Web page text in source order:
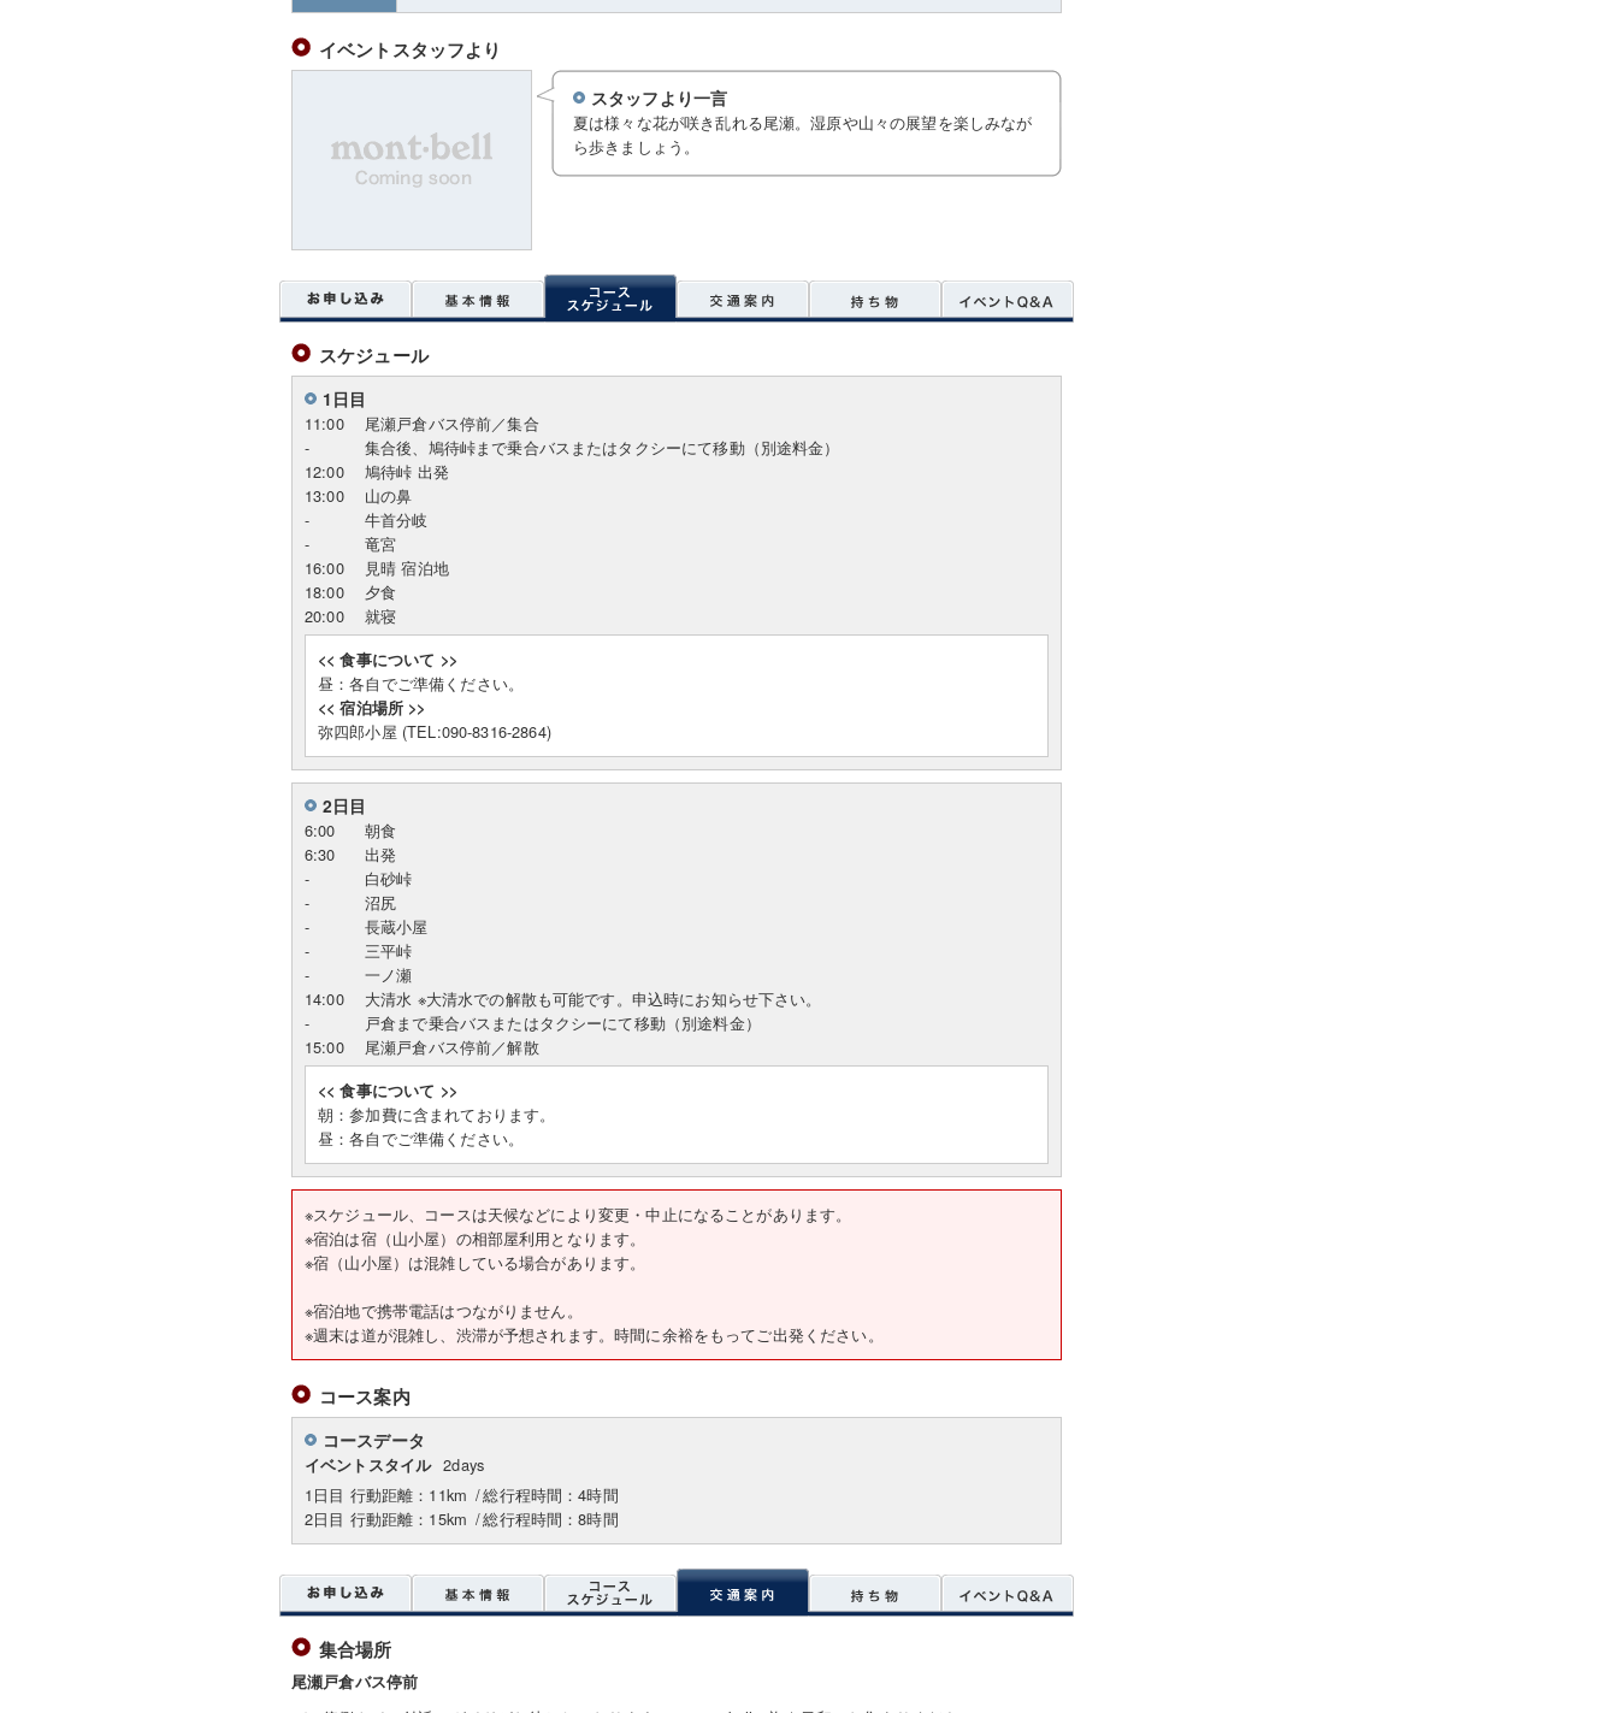
イベントスタッフより
スタッフより一言
夏は様々な花が咲き乱れる尾瀬。湿原や山々の展望を楽しみなが
ら歩きましょう。
スケジュール
1日目
11:00
尾瀬戸倉バス停前／集合
-
集合後、鳩待峠まで乗合バスまたはタクシーにて移動（別途料金）
12:00
鳩待峠 出発
13:00
山の鼻
-
牛首分岐
-
竜宮
16:00
見晴 宿泊地
18:00
夕食
20:00
就寝
<< 食事について >>
昼：各自でご準備ください。
<< 宿泊場所 >>
弥四郎小屋 (TEL:090-8316-2864)
2日目
6:00
朝食
6:30
出発
-
白砂峠
-
沼尻
-
長蔵小屋
-
三平峠
-
一ノ瀬
14:00
大清水 ※大清水での解散も可能です。申込時にお知らせ下さい。
-
戸倉まで乗合バスまたはタクシーにて移動（別途料金）
15:00
尾瀬戸倉バス停前／解散
<< 食事について >>
朝：参加費に含まれております。
昼：各自でご準備ください。
※スケジュール、コースは天候などにより変更・中止になることがあります。
※宿泊は宿（山小屋）の相部屋利用となります。
※宿（山小屋）は混雑している場合があります。
※宿泊地で携帯電話はつながりません。
※週末は道が混雑し、渋滞が予想されます。時間に余裕をもってご出発ください。
コース案内
コースデータ
イベントスタイル 2days
1日目 行動距離：11km /総行程時間：4時間
2日目 行動距離：15km /総行程時間：8時間
集合場所
尾瀬戸倉バス停前